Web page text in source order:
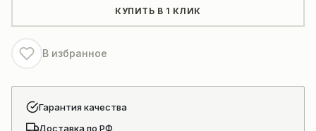
кран
XCMG
XCT25L5_S
КУПИТЬ В 1 КЛИК
В избранное
Гарантия качества
Доставка по РФ